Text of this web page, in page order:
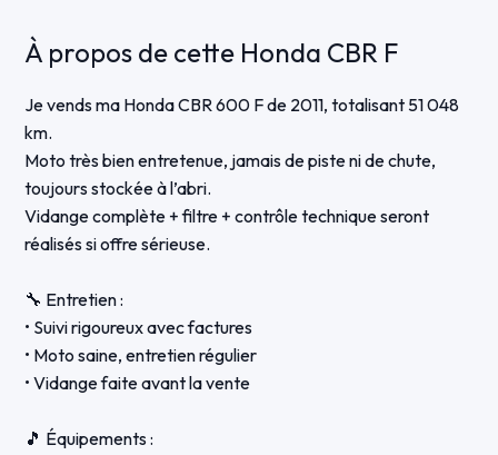
À propos de cette Honda CBR F
Je vends ma Honda CBR 600 F de 2011, totalisant 51 048
km.
Moto très bien entretenue, jamais de piste ni de chute,
toujours stockée à l’abri.
Vidange complète + filtre + contrôle technique seront
réalisés si offre sérieuse.
🔧 Entretien :
• Suivi rigoureux avec factures
• Moto saine, entretien régulier
• Vidange faite avant la vente
🎵 Équipements :